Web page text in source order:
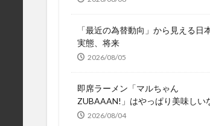
「最近の為替動向」から見える日
実態、将来
2026/08/05
即席ラーメン「マルちゃん
ZUBAAAN!」はやっぱり美味しい
2026/08/04